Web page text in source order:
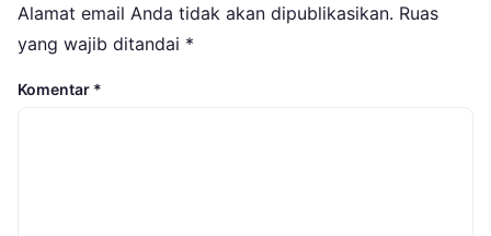
Alamat email Anda tidak akan dipublikasikan. Ruas
yang wajib ditandai *
Komentar *